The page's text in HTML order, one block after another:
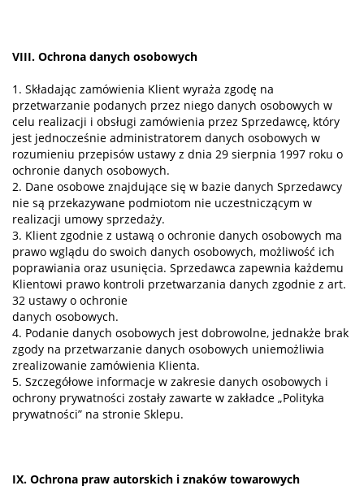
VIII. Ochrona danych osobowych
1. Składając zamówienia Klient wyraża zgodę na
przetwarzanie podanych przez niego danych osobowych w
celu realizacji i obsługi zamówienia przez Sprzedawcę, który
jest jednocześnie administratorem danych osobowych w
rozumieniu przepisów ustawy z dnia 29 sierpnia 1997 roku o
ochronie danych osobowych.
2. Dane osobowe znajdujące się w bazie danych Sprzedawcy
nie są przekazywane podmiotom nie uczestniczącym w
realizacji umowy sprzedaży.
3. Klient zgodnie z ustawą o ochronie danych osobowych ma
prawo wglądu do swoich danych osobowych, możliwość ich
poprawiania oraz usunięcia. Sprzedawca zapewnia każdemu
Klientowi prawo kontroli przetwarzania danych zgodnie z art.
32 ustawy o ochronie
danych osobowych.
4. Podanie danych osobowych jest dobrowolne, jednakże brak
zgody na przetwarzanie danych osobowych uniemożliwia
zrealizowanie zamówienia Klienta.
5. Szczegółowe informacje w zakresie danych osobowych i
ochrony prywatności zostały zawarte w zakładce „Polityka
prywatności” na stronie Sklepu.
IX. Ochrona praw autorskich i znaków towarowych